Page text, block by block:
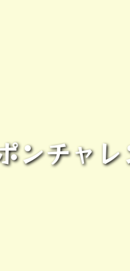
ンチャ